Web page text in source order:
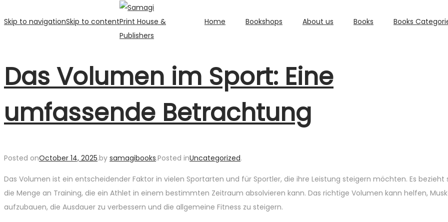
Skip to navigationSkip to content Home Bookshops About us Books Books
Das Volumen im Sport: Eine
umfassende Betrachtung
Posted onOctober 14, 2025.by samagibooks.Posted inUncategorized.
Das Volumen ist ein entscheidender Faktor in vielen Sportarten und für Sportler, die ihre Leistung steigern möchten. Es bezieht
die Menge an Training, die ein Athlet in einem bestimmten Zeitraum absolvieren kann. Das richtige Volumen kann helfen,
aufzubauen, die Ausdauer zu verbessern und die allgemeine Fitness zu steigern.